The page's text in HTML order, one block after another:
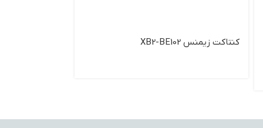
کنتاکت زیمنس XB2-BE102